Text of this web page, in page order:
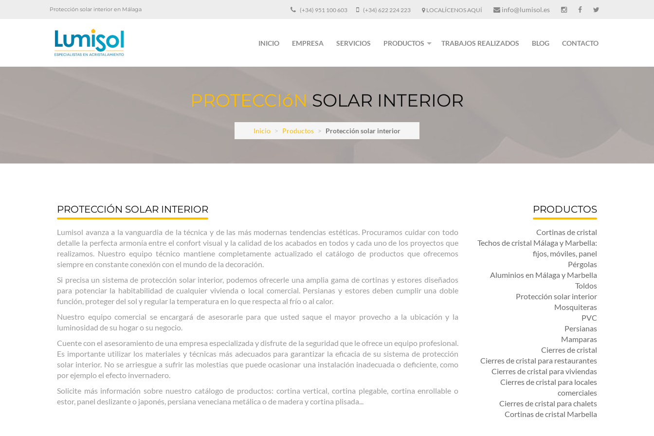
Protección solar interior en Málaga (+34) 951 100 603 (+34) 622 224 223 LOCALÍCENOS AQUÍ info@lumisol.es
INICIO EMPRESA SERVICIOS PRODUCTOS TRABAJOS REALIZADOS BLOG CONTACTO
PROTECCIóN SOLAR INTERIOR
Inicio Productos Protección solar interior
PROTECCIÓN SOLAR INTERIOR
Lumisol avanza a la vanguardia de la técnica y de las más modernas tendencias estéticas. Procuramos cuidar con todo
detalle la perfecta armonía entre el confort visual y la calidad de los acabados en todos y cada uno de los proyectos que
realizamos. Nuestro equipo técnico mantiene completamente actualizado el catálogo de productos que ofrecemos
siempre en constante conexión con el mundo de la decoración.
Si precisa un sistema de protección solar interior, podemos ofrecerle una amplia gama de cortinas y estores diseñados
para potenciar la habitabilidad de cualquier vivienda o local comercial. Persianas y estores deben cumplir una doble
función, proteger del sol y regular la temperatura en lo que respecta al frío o al calor.
Nuestro equipo comercial se encargará de asesorarle para que usted saque el mayor provecho a la ubicación y la
luminosidad de su hogar o su negocio.
Cuente con el asesoramiento de una empresa especializada y disfrute de la seguridad que le ofrece un equipo profesional.
Es importante utilizar los materiales y técnicas más adecuados para garantizar la eficacia de su sistema de protección
solar interior. No se arriesgue a sufrir las molestias que puede ocasionar una instalación inadecuada o deficiente, como
por ejemplo el efecto invernadero.
Solicite más información sobre nuestro catálogo de productos: cortina vertical, cortina plegable, cortina enrollable o
estor, panel deslizante o japonés, persiana veneciana metálica o de madera y cortina plisada...
PRODUCTOS
Cortinas de cristal
Techos de cristal Málaga y Marbella:
fijos, móviles, panel
Pérgolas
Aluminios en Málaga y Marbella
Toldos
Protección solar interior
Mosquiteras
PVC
Persianas
Mamparas
Cierres de cristal
Cierres de cristal para restaurantes
Cierres de cristal para viviendas
Cierres de cristal para locales
comerciales
Cierres de cristal para chalets
Cortinas de cristal Marbella